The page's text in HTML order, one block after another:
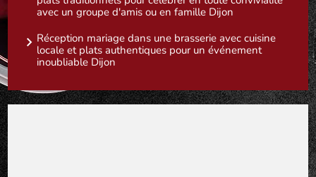
avec un groupe d'amis ou en famille Dijon
Réception mariage dans une brasserie avec cuisine
locale et plats authentiques pour un événement
inoubliable Dijon